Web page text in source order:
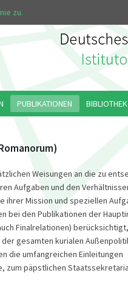
zu.
Weisungen an die zu
Aufgaben und den
ihrer Mission und speziellen
bei den Publikationen der
Finalrelationen)
gesamten kurialen
die umfangreichen Einleitungen
zum päpstlichen
PUBLIKATIONEN BIBLIOTHEK